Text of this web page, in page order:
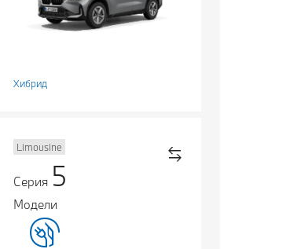
Хибрид
Limousine
Серия 5
Модели